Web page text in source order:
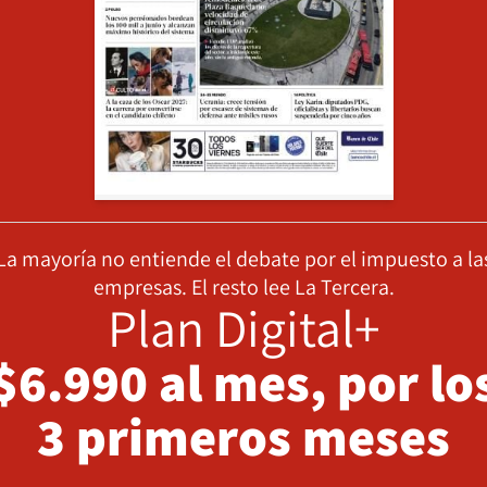
mayoría no entiende el debate por el impuesto a
empresas. El resto lee La Tercera.
Plan Digital+
al mes, por
3 primeros meses